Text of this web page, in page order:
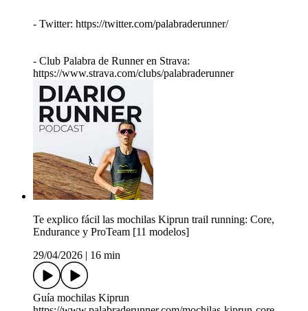
- Twitter: https://twitter.com/palabraderunner/
- Club Palabra de Runner en Strava:
https://www.strava.com/clubs/palabraderunner
Te explico fácil las mochilas Kiprun trail running: Core,
Endurance y ProTeam [11 modelos]
29/04/2026
16 min
Guía mochilas Kiprun